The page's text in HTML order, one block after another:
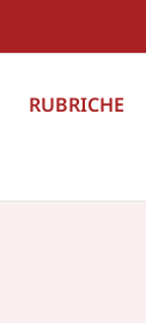
RUBRICHE